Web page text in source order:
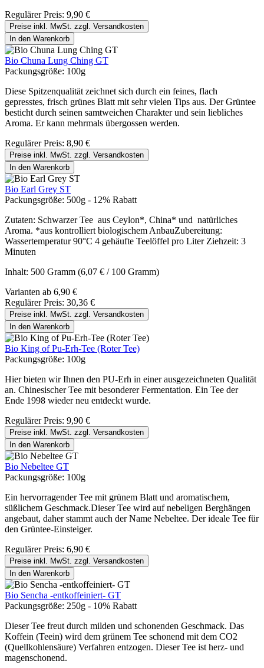
Regulärer Preis: 9,90 €
Preise inkl. MwSt. zzgl. Versandkosten
In den Warenkorb
Bio Chuna Lung Ching GT
Packungsgröße: 100g
Diese Spitzenqualität zeichnet sich durch ein feines, flach
gepresstes, frisch grünes Blatt mit sehr vielen Tips aus. Der Grüntee
besticht durch seinen samtweichen Charakter und sein liebliches
Aroma. Er kann mehrmals übergossen werden.
Regulärer Preis: 8,90 €
Preise inkl. MwSt. zzgl. Versandkosten
In den Warenkorb
Bio Earl Grey ST
Packungsgröße: 500g - 12% Rabatt
Zutaten: Schwarzer Tee aus Ceylon*, China* und natürliches
Aroma. *aus kontrolliert biologischem AnbauZubereitung:
Wassertemperatur 90°C 4 gehäufte Teelöffel pro Liter Ziehzeit: 3
Minuten
Inhalt: 500 Gramm (6,07 € / 100 Gramm)
Varianten ab 6,90 €
Regulärer Preis: 30,36 €
Preise inkl. MwSt. zzgl. Versandkosten
In den Warenkorb
Bio King of Pu-Erh-Tee (Roter Tee)
Packungsgröße: 100g
Hier bieten wir Ihnen den PU-Erh in einer ausgezeichneten Qualität
an. Chinesischer Tee mit besonderer Fermentation. Ein Tee der
Ende 1998 wieder neu entdeckt wurde.
Regulärer Preis: 9,90 €
Preise inkl. MwSt. zzgl. Versandkosten
In den Warenkorb
Bio Nebeltee GT
Packungsgröße: 100g
Ein hervorragender Tee mit grünem Blatt und aromatischem,
süßlichem Geschmack.Dieser Tee wird auf nebeligen Berghängen
angebaut, daher stammt auch der Name Nebeltee. Der ideale Tee für
den Grüntee-Einsteiger.
Regulärer Preis: 6,90 €
Preise inkl. MwSt. zzgl. Versandkosten
In den Warenkorb
Bio Sencha -entkoffeiniert- GT
Packungsgröße: 250g - 10% Rabatt
Dieser Tee freut durch milden und schonenden Geschmack. Das
Koffein (Teein) wird dem grünem Tee schonend mit dem CO2
(Quellkohlensäure) Verfahren entzogen. Dieser Tee ist herz- und
magenschonend.